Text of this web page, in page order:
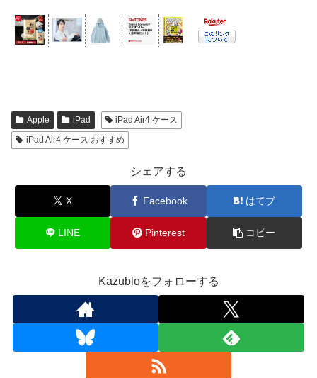
Apple iPad
iPad Air4 ケース
iPad Air4 ケース おすすめ
シェアする
X Facebook はてブ
LINE Pinterest コピー
Kazubloをフォローする